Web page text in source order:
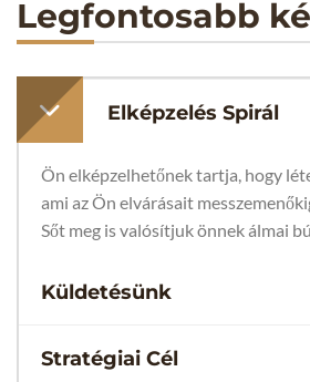
Legfontosabb
Elképzelés Spirál
Ön elképzelhetőnek tartja, hogy
ami az Ön elvárásait
Sőt meg is valósítjuk önnek álmai
Küldetésünk
Stratégiai Cél